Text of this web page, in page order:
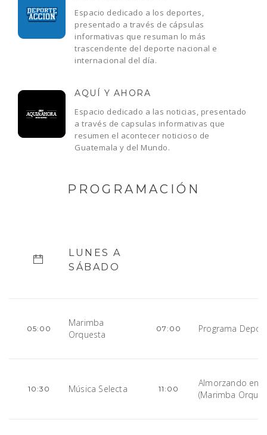
Espacio dedicado a los deportes,
presentado a través de cápsulas
informativas que resuman lo más
trascendente del deporte nacional e
internacional del día.
AQUÍ Y AHORA
Espacio dedicado a las noticias, presentado
a través de capsulas informativas que
resumen el acontecer noticioso de
Guatemala y del Mundo.
PROGRAMACIÓN
LUNES A
SÁBADO
05:00
Marimba
Orquesta
07:00 Programa
10:30 Música Selecta 11:00
Almorzando en
(Marimba